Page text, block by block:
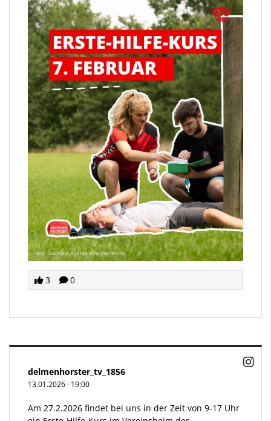
3 0
delmenhorster_tv_1856
13.01.2026 · 19:00
Am 27.2.2026 findet bei uns in der Zeit von 9-17 Uhr